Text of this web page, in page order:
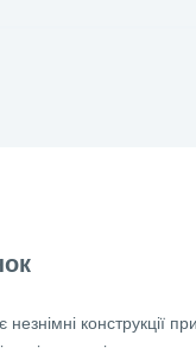
незнімні конструкції